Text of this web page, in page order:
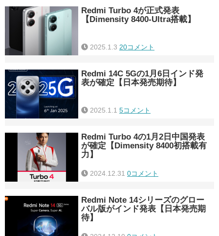
Redmi Turbo 4が正式発表
【Dimensity 8400-Ultra搭載】
2025.1.3 20コメント
Redmi 14C 5Gの1月6日インド発
表が確定【日本発売期待】
2025.1.1 5コメント
Redmi Turbo 4の1月2日中国発表
が確定【Dimensity 8400初搭載有
力】
2024.12.31 0コメント
Redmi Note 14シリーズのグロー
バル版がインド発表【日本発売期
待】